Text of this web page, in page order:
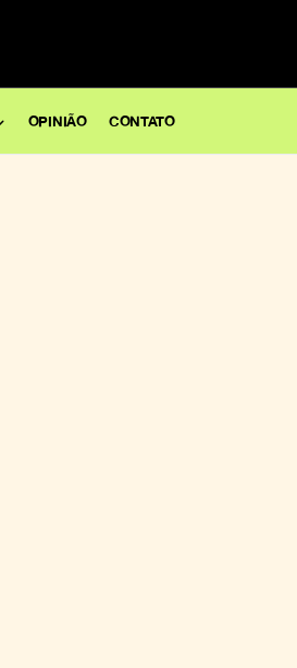
OPINIÃO CONTATO